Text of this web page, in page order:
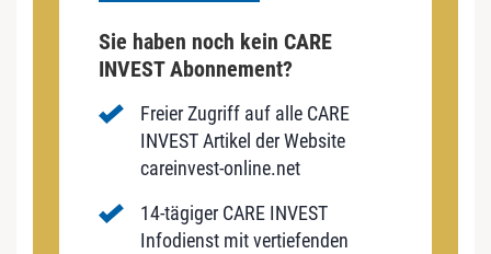
Sie haben noch kein CARE
INVEST Abonnement?
Freier Zugriff auf alle CARE
INVEST Artikel der Website
careinvest-online.net
14-tägiger CARE INVEST
Infodienst mit vertiefenden